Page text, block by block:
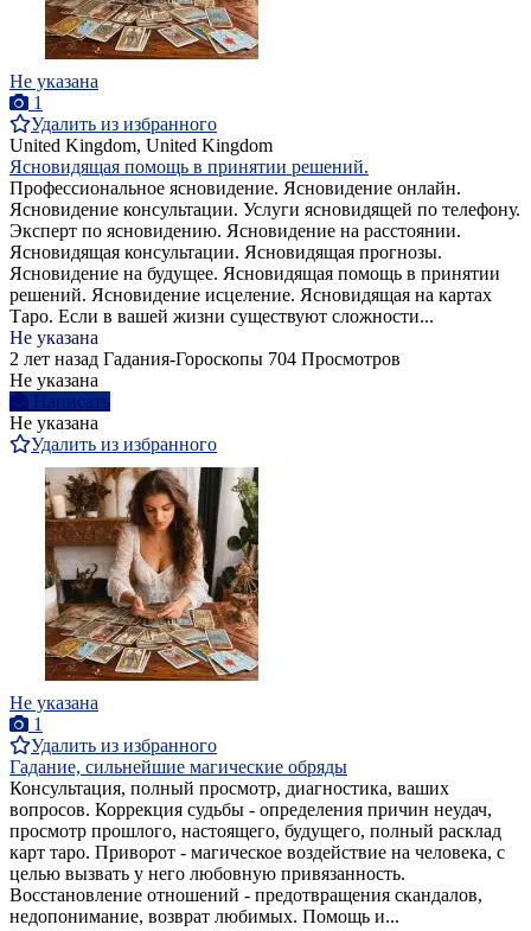
Не указана
1
Удалить из избранного
United Kingdom, United Kingdom
Ясновидящая помощь в принятии решений.
Профессиональное ясновидение. Ясновидение онлайн.
Ясновидение консультации. Услуги ясновидящей по телефону.
Эксперт по ясновидению. Ясновидение на расстоянии.
Ясновидящая консультации. Ясновидящая прогнозы.
Ясновидение на будущее. Ясновидящая помощь в принятии
решений. Ясновидение исцеление. Ясновидящая на картах
Таро. Если в вашей жизни существуют сложности...
Не указана
2 лет назад Гадания-Гороскопы 704 Просмотров
Не указана
Написать
Не указана
Удалить из избранного
Не указана
1
Удалить из избранного
Гадание, сильнейшие магические обряды
Консультация, полный просмотр, диагностика, ваших
вопросов. Коррекция судьбы - определения причин неудач,
просмотр прошлого, настоящего, будущего, полный расклад
карт таро. Приворот - магическое воздействие на человека, с
целью вызвать у него любовную привязанность.
Восстановление отношений - предотвращения скандалов,
недопонимание, возврат любимых. Помощь и...